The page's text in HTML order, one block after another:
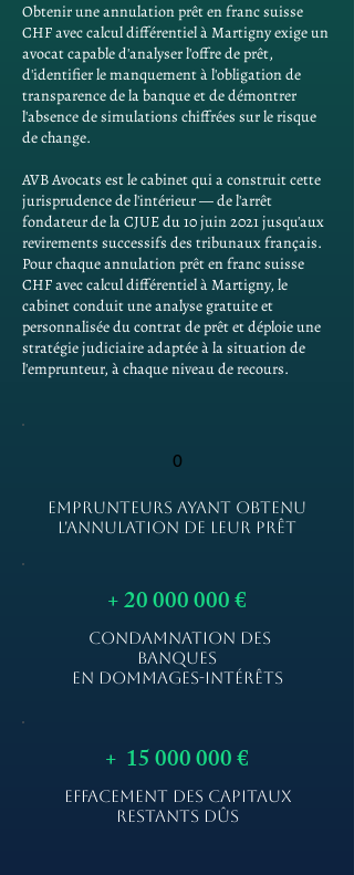
Obtenir une annulation prêt en franc suisse
CHF avec calcul différentiel à Martigny exige un
avocat capable d'analyser l'offre de prêt,
d'identifier le manquement à l'obligation de
transparence de la banque et de démontrer
l'absence de simulations chiffrées sur le risque
de change.
AVB Avocats est le cabinet qui a construit cette
jurisprudence de l'intérieur — de l'arrêt
fondateur de la CJUE du 10 juin 2021 jusqu'aux
revirements successifs des tribunaux français.
Pour chaque annulation prêt en franc suisse
CHF avec calcul différentiel à Martigny, le
cabinet conduit une analyse gratuite et
personnalisée du contrat de prêt et déploie une
stratégie judiciaire adaptée à la situation de
l'emprunteur, à chaque niveau de recours.
0
EMPRUNTEURS AYANT OBTENU
L'ANNULATION DE LEUR PRÊT
+20 000 000€
CONDAMNATION DES
BANQUES
EN DOMMAGES-INTÉRÊTS
+ 15 000 000€
EFFACEMENT DES CAPITAUX
RESTANTS DÛS